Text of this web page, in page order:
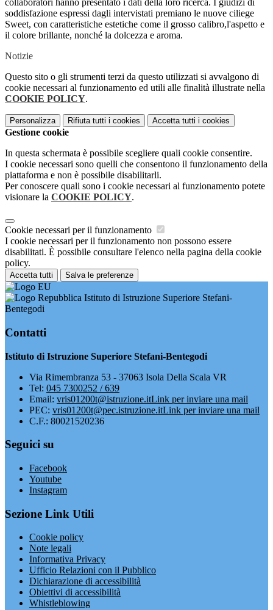
collaboratori hanno presentato i dati della loro ricerca. I giudizi di
soddisfazione espressi dagli intervistati premiano le nuove ciliege
Sweet, con caratteristiche estetiche come il grosso calibro,l'aspetto e
il colore brillante, nonché la dolcezza e aroma.
Notizie
Questo sito o gli strumenti terzi da questo utilizzati si avvalgono di
cookie necessari al funzionamento ed utili alle finalità illustrate nella
COOKIE POLICY.
Personalizza Rifiuta tutti i cookies Accetta tutti i cookies
Gestione cookie
In questa schermata è possibile scegliere quali cookie consentire.
I cookie necessari sono quelli che consentono il funzionamento della
piattaforma e non è possibile disabilitarli.
Per conoscere quali sono i cookie necessari al funzionamento potete
visionare la COOKIE POLICY.
Cookie necessari per il funzionamento
I cookie necessari per il funzionamento non possono essere
disabilitati. È possibile consultare l'elenco nella pagina della cookie
policy.
Accetta tutti Salva le preferenze
Istituto di Istruzione Superiore Stefani-
Bentegodi
Contatti
Istituto di Istruzione Superiore Stefani-Bentegodi
Via Rimembranza 53 - 37063 Isola Della Scala VR
Tel: 045 7300252 / 639
Email: vris01200t@istruzione.itLink per inviare una mail
PEC: vris01200t@pec.istruzione.itLink per inviare una mail
C.F.: 80021520236
Seguici su
Facebook
Youtube
Instagram
Sezione Link Utili
Cookie policy
Note legali
Informativa Privacy
Ufficio Relazioni con il Pubblico
Dichiarazione di accessibilità
Obiettivi di accessibilità
Whistleblowing